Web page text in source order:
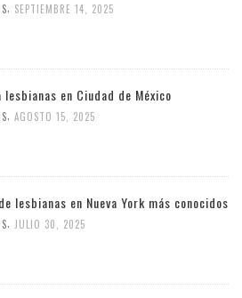
SEPTIEMBRE 14, 2025
en Ciudad de México
AGOSTO 15, 2025
lesbianas en Nueva York más conocidos
JULIO 30, 2025